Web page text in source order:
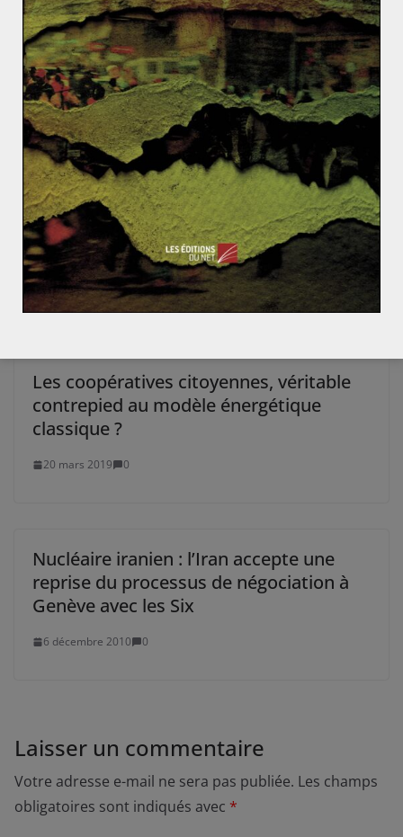
L’éolien en France, le bon élève des
énergies renouvelables
17 mars 2017 2
Les coopératives citoyennes, véritable
contrepied au modèle énergétique
classique ?
20 mars 2019 0
Nucléaire iranien : l’Iran accepte une
reprise du processus de négociation à
Genève avec les Six
6 décembre 2010 0
Laisser un commentaire
Votre adresse e-mail ne sera pas publiée. Les champs
obligatoires sont indiqués avec *